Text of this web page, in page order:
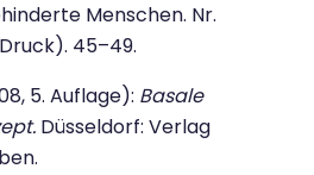
Menschen. Nr.
45–49.
5. Auflage): Basale
Düsseldorf: Verlag